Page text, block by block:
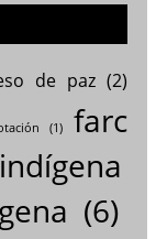
de paz(2)
(1)
farc
(6)